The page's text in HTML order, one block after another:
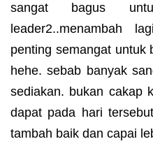
sangat bagus
leader2..menambah
penting semangat untuk
hehe. sebab banyak
sediakan. bukan cakap
dapat pada hari
tambah baik dan capai